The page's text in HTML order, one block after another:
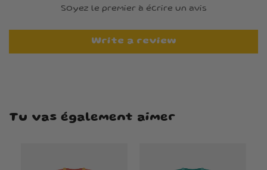
Soyez le premier à écrire un avis
Write a review
Tu vas également aimer